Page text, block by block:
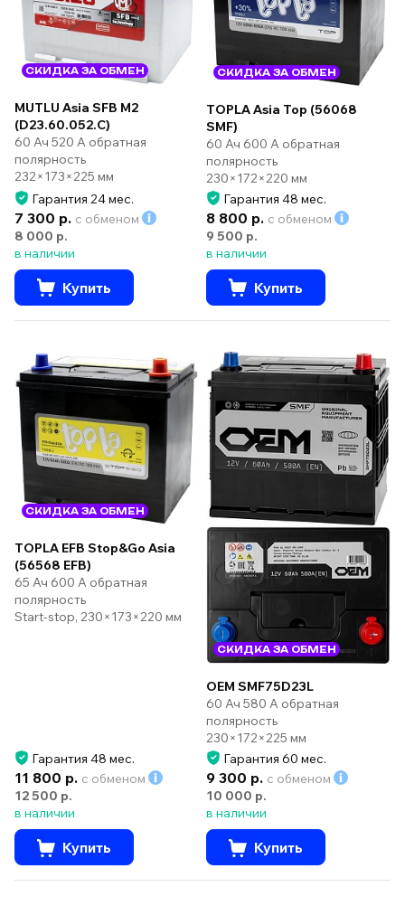
СКИДКА ЗА ОБМЕН
MUTLU Asia SFB M2
(D23.60.052.C)
60 Ач 520 А обратная
полярность
232×173×225 мм
Гарантия 24 мес.
7 300 р. с обменом
8 000 р.
в наличии
Купить
СКИДКА ЗА ОБМЕН
TOPLA Asia Top (56068
SMF)
60 Ач 600 А обратная
полярность
230×172×220 мм
Гарантия 48 мес.
8 800 р. с обменом
9 500 р.
в наличии
Купить
СКИДКА ЗА ОБМЕН
TOPLA EFB Stop&Go Asia
(56568 EFB)
65 Ач 600 А обратная
полярность
Start-stop, 230×173×220 мм
Гарантия 48 мес.
11 800 р. с обменом
12 500 р.
в наличии
Купить
СКИДКА ЗА ОБМЕН
OEM SMF75D23L
60 Ач 580 А обратная
полярность
230×172×225 мм
Гарантия 60 мес.
9 300 р. с обменом
10 000 р.
в наличии
Купить